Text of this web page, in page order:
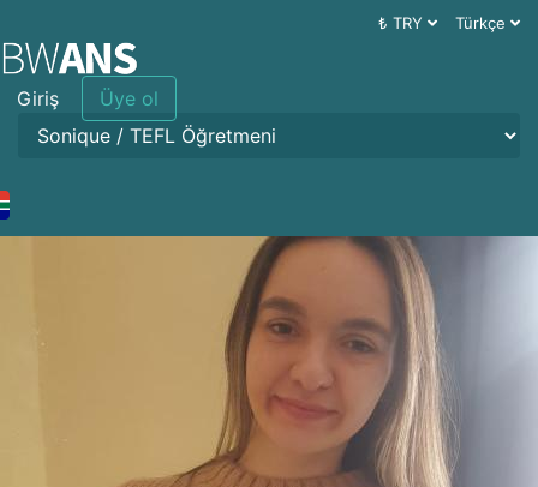
₺ TRY Türkçe
Giriş Üye ol